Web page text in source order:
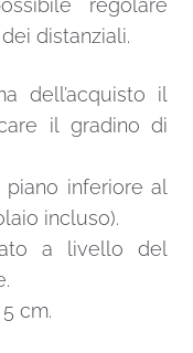
regolare
distanziali.
dell’acquisto il
il gradino di
inferiore al
incluso).
a livello del
cm.